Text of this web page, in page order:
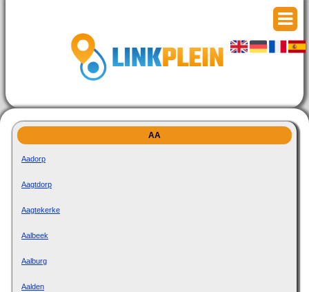
AA
Aadorp
Aagtdorp
Aagtekerke
Aalbeek
Aalburg
Aalden